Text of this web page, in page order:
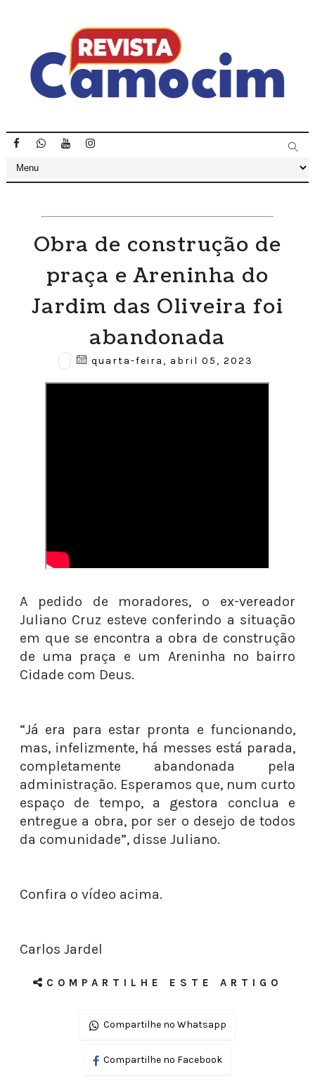
Obra de construção de
praça e Areninha do
Jardim das Oliveira foi
abandonada
quarta-feira, abril 05, 2023
A pedido de moradores, o ex-vereador
Juliano Cruz esteve conferindo a situação
em que se encontra a obra de construção
de uma praça e um Areninha no bairro
Cidade com Deus.
“Já era para estar pronta e funcionando,
mas, infelizmente, há messes está parada,
completamente abandonada pela
administração. Esperamos que, num curto
espaço de tempo, a gestora conclua e
entregue a obra, por ser o desejo de todos
da comunidade”, disse Juliano.
Confira o vídeo acima.
Carlos Jardel
COMPARTILHE ESTE ARTIGO
Compartilhe no Whatsapp
Compartilhe no Facebook